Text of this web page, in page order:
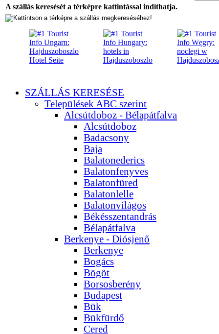
A szállás keresését a térképre kattintással indíthatja.
SZÁLLÁS KERESÉSE
Települések ABC szerint
Alcsútdoboz - Bélapátfalva
Alcsútdoboz
Badacsony
Baja
Balatonederics
Balatonfenyves
Balatonfüred
Balatonlelle
Balatonvilágos
Békésszentandrás
Bélapátfalva
Berkenye - Diósjenő
Berkenye
Bogács
Bögöt
Borsosberény
Budapest
Bük
Bükfürdő
Cered